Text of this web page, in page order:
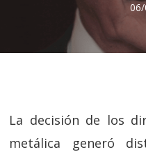
La decisión de los
metálica generó